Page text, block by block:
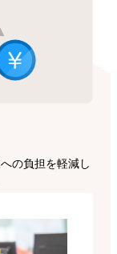
の負担を軽減し